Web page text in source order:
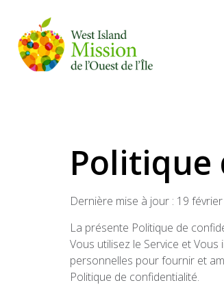
Dernière mise à jour : 19
La présente Politique de
Vous utilisez le Service et
personnelles pour fournir et
Politique de confidentialité.